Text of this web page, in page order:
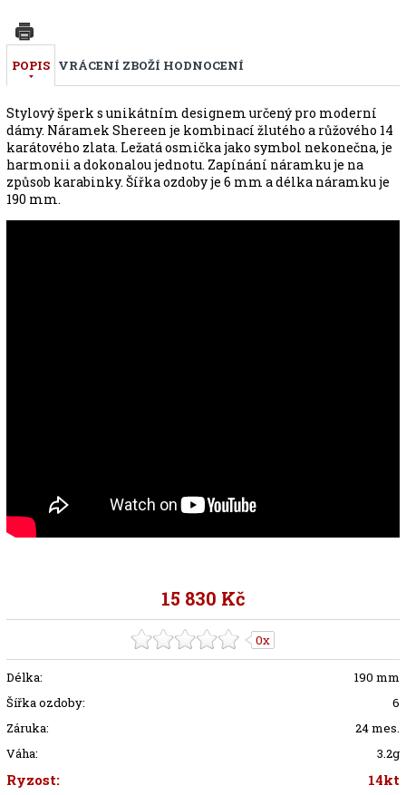
POPIS VRÁCENÍ ZBOŽÍ HODNOCENÍ
Stylový šperk s unikátním designem určený pro moderní
dámy. Náramek Shereen je kombinací žlutého a růžového 14
karátového zlata. Ležatá osmička jako symbol nekonečna, je
harmonii a dokonalou jednotu. Zapínání náramku je na
způsob karabinky. Šířka ozdoby je 6 mm a délka náramku je
190 mm.
15 830 Kč
0x
Délka:
190 mm
Šířka ozdoby:
6
Záruka:
24 mes.
Váha:
3.2g
Ryzost: 14kt